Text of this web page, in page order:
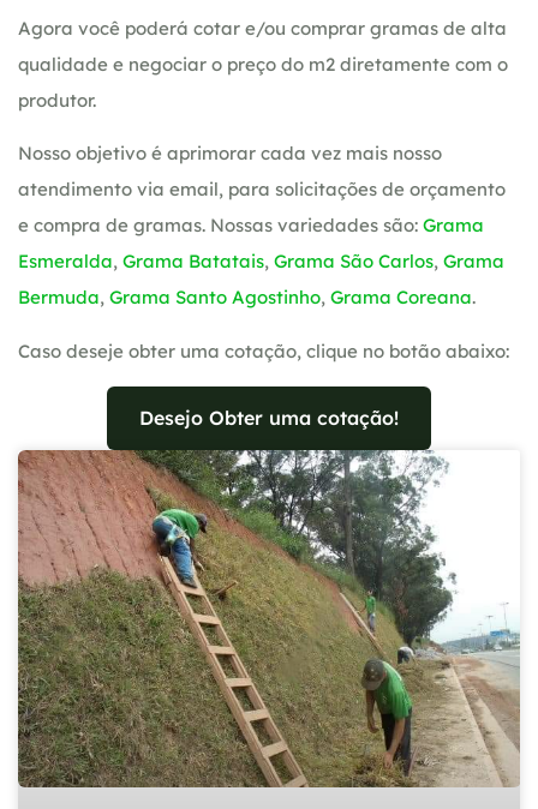
Agora você poderá cotar e/ou comprar gramas de alta
qualidade e negociar o preço do m2 diretamente com o
produtor.
Nosso objetivo é aprimorar cada vez mais nosso
atendimento via email, para solicitações de orçamento
e compra de gramas. Nossas variedades são: Grama
Esmeralda, Grama Batatais, Grama São Carlos, Grama
Bermuda, Grama Santo Agostinho, Grama Coreana.
Caso deseje obter uma cotação, clique no botão abaixo:
Desejo Obter uma cotação!